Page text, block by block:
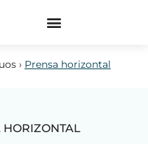
› Prensa horizontal
HORIZONTAL